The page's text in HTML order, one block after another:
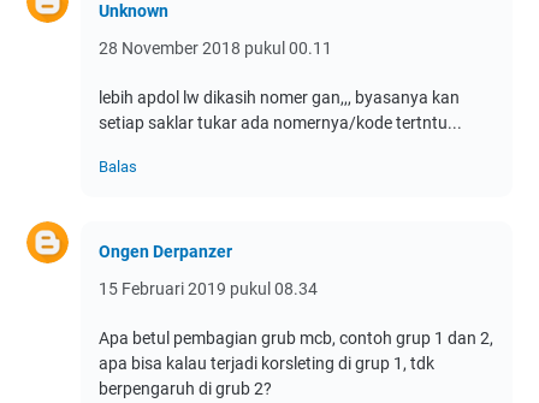
Unknown
28 November 2018 pukul 00.11
lebih apdol lw dikasih nomer gan,,, byasanya kan
setiap saklar tukar ada nomernya/kode tertntu...
Balas
Ongen Derpanzer
15 Februari 2019 pukul 08.34
Apa betul pembagian grub mcb, contoh grup 1 dan 2,
apa bisa kalau terjadi korsleting di grup 1, tdk
berpengaruh di grub 2?